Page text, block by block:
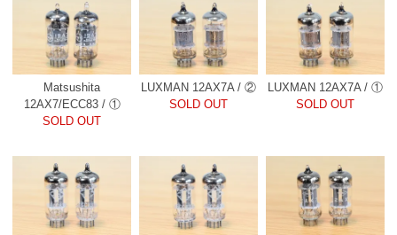
Matsushita
12AX7/ECC83 / ①
SOLD OUT
LUXMAN 12AX7A / ②
SOLD OUT
LUXMAN 12AX7A / ①
SOLD OUT